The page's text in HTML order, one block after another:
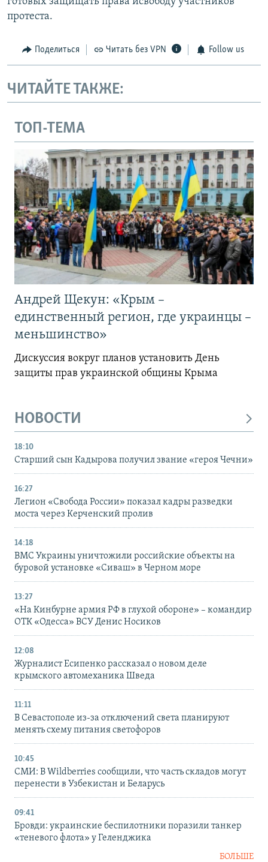
протеста.
Поделиться Читать без VPN Follow us
ЧИТАЙТЕ ТАКЖЕ:
ТОП-ТЕМА
Андрей Щекун: «Крым –
единственный регион, где украинцы –
меньшинство»
Дискуссия вокруг планов установить День
защиты прав украинской общины Крыма
НОВОСТИ
18:10
Старший сын Кадырова получил звание «героя Чечни»
16:27
Легион «Свобода России» показал кадры разведки
моста через Керченский пролив
14:18
ВМС Украины уничтожили российские объекты на
буровой установке «Сиваш» в Черном море
13:27
«На Кинбурне армия РФ в глухой обороне» – командир
ОТК «Одесса» ВСУ Денис Носиков
12:08
Журналист Есипенко рассказал о новом деле
крымского автомеханика Шведа
11:11
В Севастополе из-за отключений света планируют
менять схему питания светофоров
10:45
СМИ: В Wildberries сообщили, что часть складов могут
перенести в Узбекистан и Беларусь
09:41
Бровди: украинские беспилотники поразили танкер
«теневого флота» у Геленджика
БОЛЬШЕ